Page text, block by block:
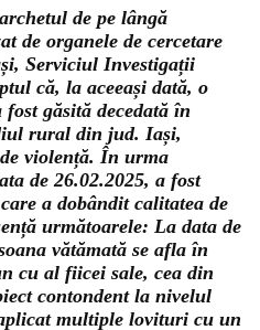
de pe lângă
de organele de cercetare
Serviciul Investigații
că, la aceeași dată, o
găsită decedată în
rural din jud. Iași,
violență. În urma
de 26.02.2025, a fost
a dobândit calitatea de
următoarele: La data de
vătămată se afla în
cu al fiicei sale, cea din
contondent la nivelul
multiple lovituri cu un